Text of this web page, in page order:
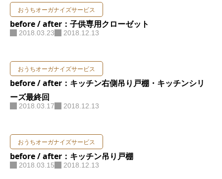
おうちオーガナイズサービス
before / after：子供専用クローゼット
2018.03.23 2018.12.13
おうちオーガナイズサービス
before / after：キッチン右側吊り戸棚・キッチンシリ
ーズ最終回
2018.03.17 2018.12.13
おうちオーガナイズサービス
before / after：キッチン吊り戸棚
2018.03.15 2018.12.13